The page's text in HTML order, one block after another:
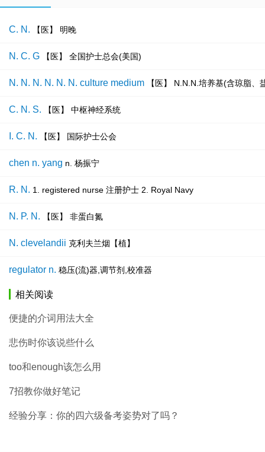
C. N. 【医】 明晚
N. C. G 【医】 全国护士总会(美国)
N. N. N. N. N. N. culture medium 【医】 N.N.N.培养基(含琼脂
C. N. S. 【医】 中枢神经系统
I. C. N. 【医】 国际护士公会
chen n. yang n. 杨振宁
R. N. 1. registered nurse 注册护士 2. Royal Navy
N. P. N. 【医】 非蛋白氮
N. clevelandii 克利夫兰烟【植】
regulator n. 稳压(流)器,调节剂,校准器
相关阅读
便捷的介词用法大全
悲伤时你该说些什么
too和enough该怎么用
7招教你做好笔记
经验分享：你的四六级备考姿势对了吗？